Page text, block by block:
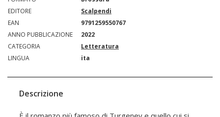
EDITORE
Scalpendi
EAN
9791259550767
ANNO PUBBLICAZIONE
2022
CATEGORIA
Letteratura
LINGUA
ita
Descrizione